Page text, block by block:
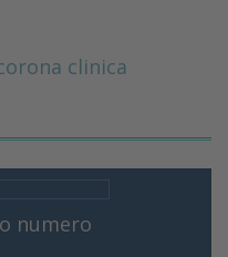
clinica
numero